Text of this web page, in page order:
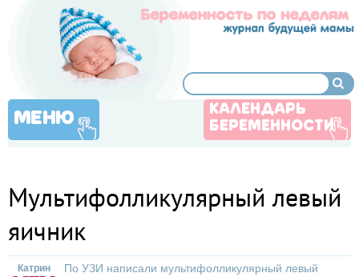
МЕНЮ
КАЛЕНДАРЬ
БЕРЕМЕННОСТИ
Мультифолликулярный левый
яичник
Катрин
По УЗИ написали мультифолликулярный левый